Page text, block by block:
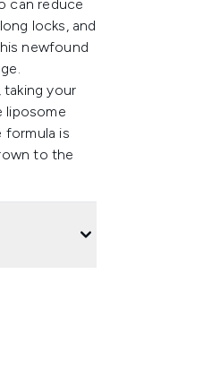
can reduce
locks, and
newfound
your
liposome
formula is
to the